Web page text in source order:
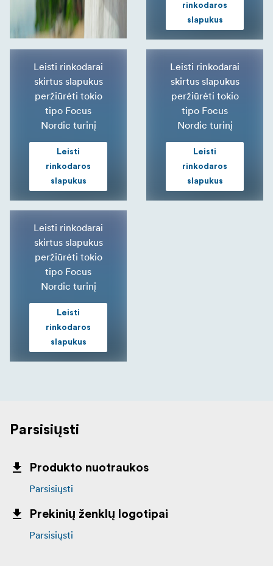
Leisti rinkodarai
skirtus slapukus
peržiūrėti tokio
tipo Focus
Nordic turinį
Leisti
rinkodaros
slapukus
Leisti rinkodarai
skirtus slapukus
peržiūrėti tokio
tipo Focus
Nordic turinį
Leisti
rinkodaros
slapukus
rinkodaros
slapukus
Leisti rinkodarai
skirtus slapukus
peržiūrėti tokio
tipo Focus
Nordic turinį
Leisti
rinkodaros
slapukus
Parsisiųsti
Produkto nuotraukos
Parsisiųsti
Prekinių ženklų logotipai
Parsisiųsti